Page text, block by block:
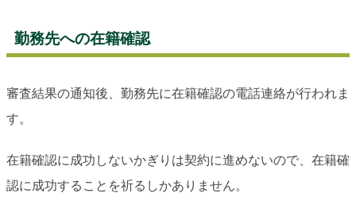
勤務先への在籍確認
審査結果の通知後、勤務先に在籍確認の電話連絡が行われま
す。
在籍確認に成功しないかぎりは契約に進めないので、在籍確
認に成功することを祈るしかありません。